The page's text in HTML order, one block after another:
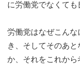
に労働党でなくても
労働党はなぜこん
き、そしてそのあ
か、それをこれから